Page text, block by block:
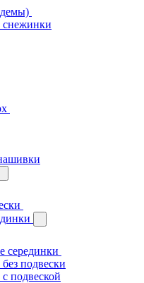
серединки
подвески
подвеской